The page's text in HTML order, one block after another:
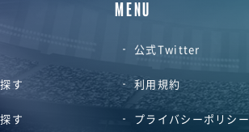
す
す
MENU
公式Twitter
利用規約
プライバシーポリシー